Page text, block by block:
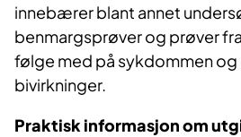
innebærer blant annet
benmargsprøver og prøver
følge med på sykdommen og
bivirkninger.
Praktisk informasjon om